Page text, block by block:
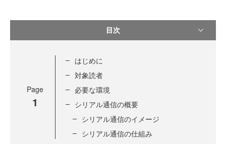
目次
Page
1
はじめに
対象読者
必要な環境
シリアル通信の概要
シリアル通信のイメージ
シリアル通信の仕組み